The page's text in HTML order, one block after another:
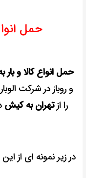
حمل
حمل انواع کالا و
و روباز درشرکت
را ازتهران به کیش
در زیر نمونه ای از